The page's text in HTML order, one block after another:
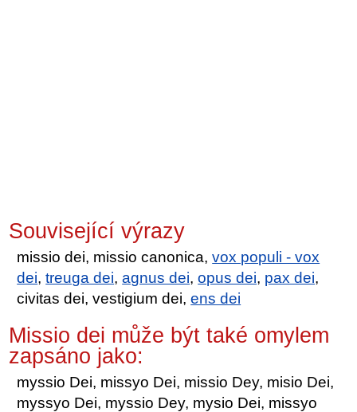
Související výrazy
missio dei, missio canonica,vox populi - vox
dei,treuga dei,agnus dei,opus dei, pax dei,
civitas dei, vestigium dei,ens dei
Missio dei může být také omylem
zapsáno jako:
myssio Dei, missyo Dei, missio Dey, misio Dei,
myssyo Dei, myssio Dey, mysio Dei, missyo